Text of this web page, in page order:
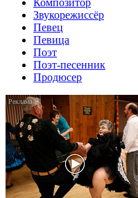
Композитор
Звукорежиссёр
Певец
Певица
Поэт
Поэт-песенник
Продюсер